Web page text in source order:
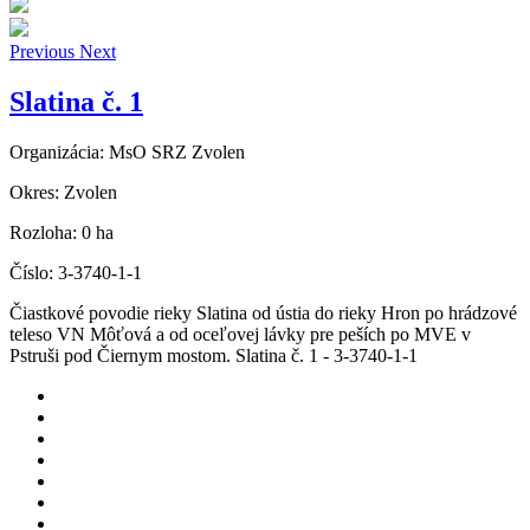
Previous Next
Slatina č. 1
Organizácia: MsO SRZ Zvolen
Okres: Zvolen
Rozloha: 0 ha
Číslo: 3-3740-1-1
Čiastkové povodie rieky Slatina od ústia do rieky Hron po hrádzové
teleso VN Môťová a od oceľovej lávky pre peších po MVE v
Pstruši pod Čiernym mostom. Slatina č. 1 - 3-3740-1-1